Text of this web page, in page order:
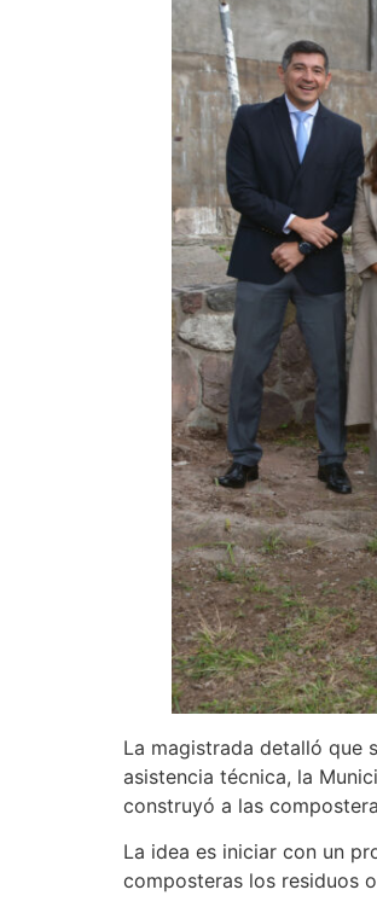
La magistrada detalló que
asistencia técnica, la
construyó a las
La idea es iniciar con un
composteras los residuos